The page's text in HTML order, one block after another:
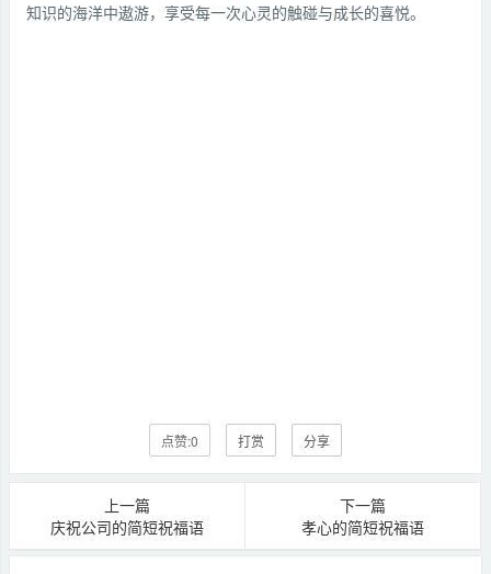
知识的海洋中遨游，享受每一次心灵的触碰与成长的喜悦。
点赞:0 打赏 分享
上一篇
庆祝公司的简短祝福语
下一篇
孝心的简短祝福语